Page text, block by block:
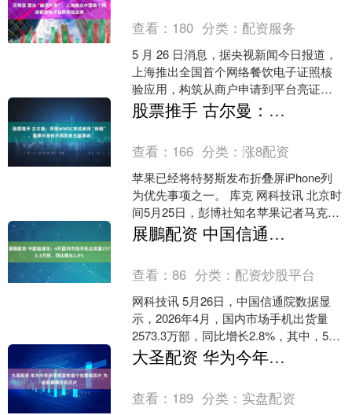
查看： 180 分类： 配资服务
5 月 26 日消息，据央视新闻今日报道，
上海推出全国首个网络餐饮电子证照核
验应用，构筑从商户申请到平台亮证
的“申请-比对-授权-亮证”全套数字化管理
闭环，旨在....
股票推手 古尔曼：苹果WWDC将成库克“绝唱”，董事长身份不再发表主题演讲
查看： 166 分类：涨8配资
苹果已经将特努斯发布折叠屏iPhone列
为优先事项之一。 库克 网科技讯 北京时
间5月25日，彭博社知名苹果记者马克古
尔曼(Mark Gurman)周日发文称，....
展鵬配资 中国信通院：4月国内市场手机出货量2573.3万部，同比增长2.8%
查看：86 分类： 配资炒股平台
网科技讯 5月26日，中国信通院数据显
示，2026年4月，国内市场手机出货量
2573.3万部，同比增长2.8%，其中，5G
手机2473.6万部，同比增长24.4....
大圣配资 华为今年秋季将发布首个完整韬芯片 为新款麒麟手机芯片
查看： 189 分类： 实盘配资